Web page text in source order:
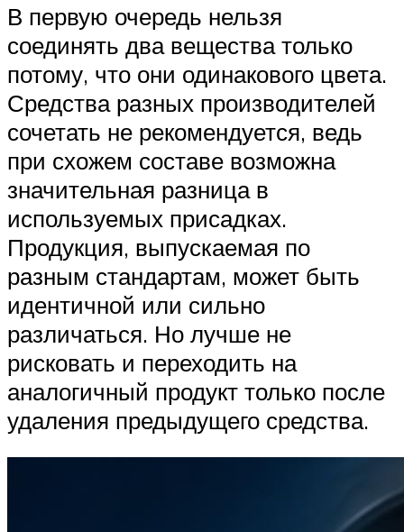
В первую очередь нельзя
соединять два вещества только
потому, что они одинакового цвета.
Средства разных производителей
сочетать не рекомендуется, ведь
при схожем составе возможна
значительная разница в
используемых присадках.
Продукция, выпускаемая по
разным стандартам, может быть
идентичной или сильно
различаться. Но лучше не
рисковать и переходить на
аналогичный продукт только после
удаления предыдущего средства.